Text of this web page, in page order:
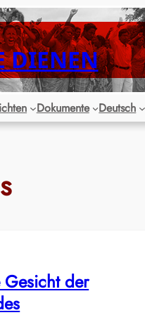
DIENEN
Dokumente Deutsch
Gesicht der